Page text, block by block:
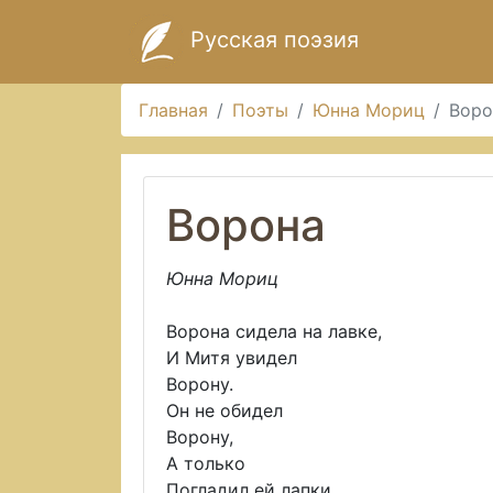
Русская поэзия
Главная Поэты Юнна Мориц
Ворона
Юнна Мориц
Ворона сидела на лавке,
И Митя увидел
Ворону.
Он не обидел
Ворону,
А только